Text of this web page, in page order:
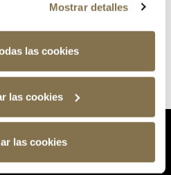
Mostrar detalles
las cookies
las cookies
las cookies